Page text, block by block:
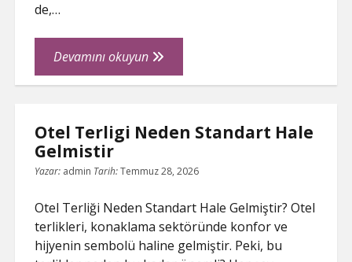
de,…
Devamını okuyunKumar
Ve
Otel Terligi Neden Standart Hale
Gelmistir
Yazar: admin Tarih:Temmuz 28, 2026
Otel Terliği Neden Standart Hale Gelmiştir? Otel
terlikleri, konaklama sektöründe konfor ve
hijyenin sembolü haline gelmiştir. Peki, bu